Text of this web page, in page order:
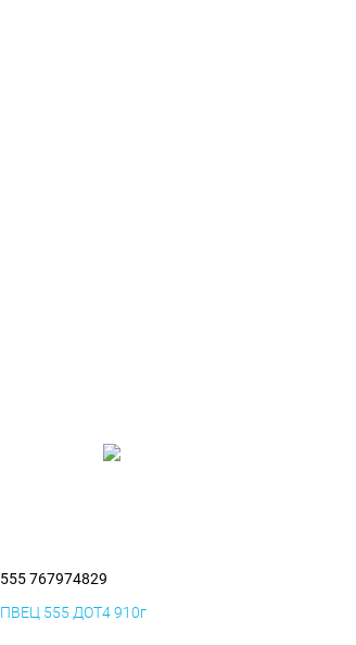
555 767974829
ПВЕЦ 555 ДОТ4 910г